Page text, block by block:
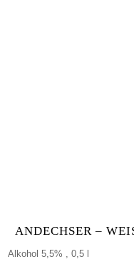
ANDECHSER –
Alkohol 5,5% , 0,5 l